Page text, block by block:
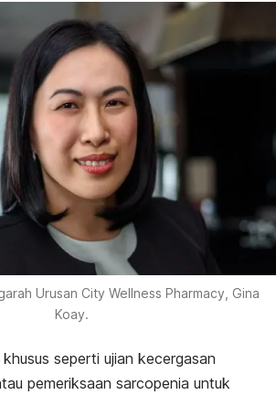
Urusan City Wellness Pharmacy, Gina
Koay.
seperti ujian kecergasan
pemeriksaan sarcopenia untuk